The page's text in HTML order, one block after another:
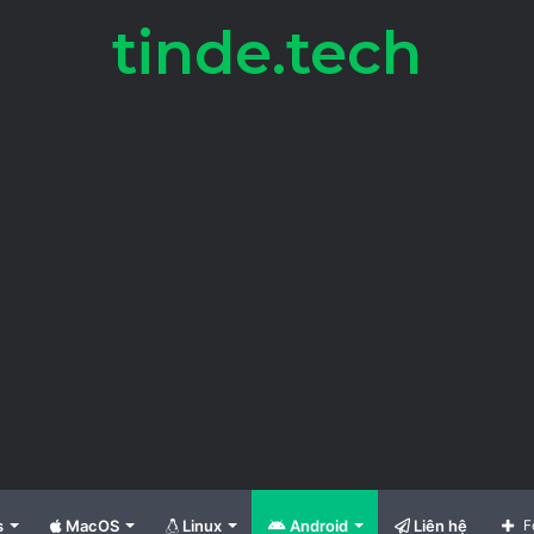
tinde.tech
MacOS Linux Android Liên hệ